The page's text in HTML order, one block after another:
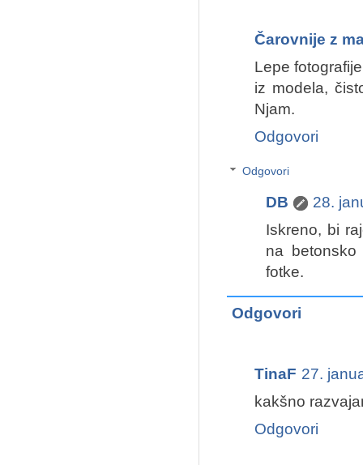
Čarovnije z
Lepe
iz modela,
Njam.
Odgovori
Odgovori
DB
28.
Iskreno, bi
na
fotke.
Odgovori
TinaF 27.
kakšno
Odgovori